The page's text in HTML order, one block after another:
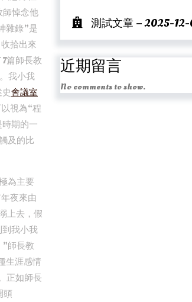
師悼念他
雜錄”是
拾出來
篇師長教
我小我
會議室
視為“程
期的一
及的比
為主要
夜來由
上去，假
我小我
師長教
生涯感情
正如師長
頭
測試文章 – 2025-
近期留言
No comments to show.